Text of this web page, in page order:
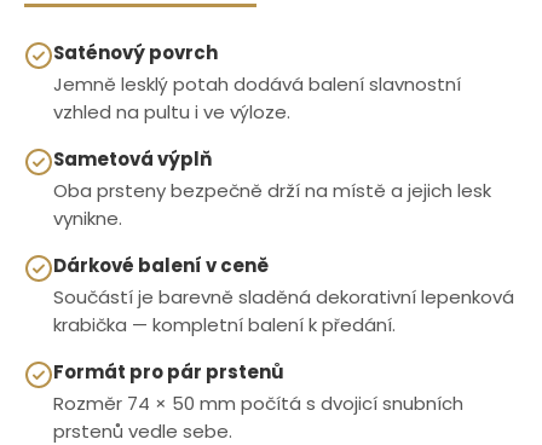
Saténový povrch
Jemně lesklý potah dodává balení slavnostní
vzhled na pultu i ve výloze.
Sametová výplň
Oba prsteny bezpečně drží na místě a jejich lesk
vynikne.
Dárkové balení v ceně
Součástí je barevně sladěná dekorativní lepenková
krabička — kompletní balení k předání.
Formát pro pár prstenů
Rozměr 74 × 50 mm počítá s dvojicí snubních
prstenů vedle sebe.